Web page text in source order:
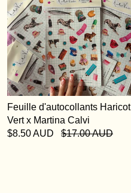
Feuille d'autocollants Haricot
Vert x Martina Calvi
$8.50 AUD
$17.00 AUD